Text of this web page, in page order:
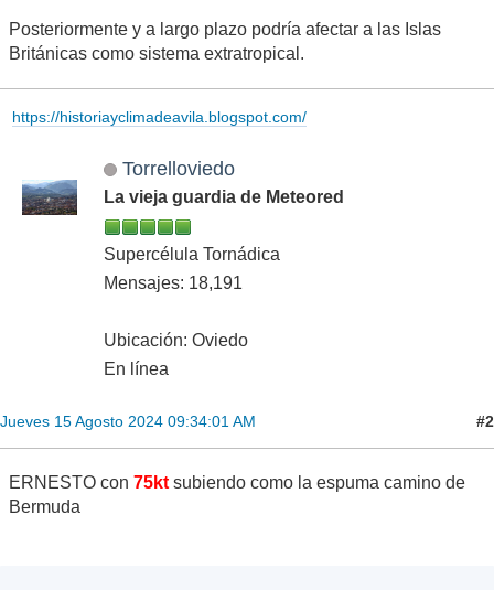
Posteriormente y a largo plazo podría afectar a las Islas
Británicas como sistema extratropical.
https://historiayclimadeavila.blogspot.com/
Torrelloviedo
La vieja guardia de Meteored
Supercélula Tornádica
Mensajes: 18,191
Ubicación: Oviedo
En línea
Jueves 15 Agosto 2024 09:34:01 AM #2
ERNESTO con 75kt subiendo como la espuma camino de
Bermuda